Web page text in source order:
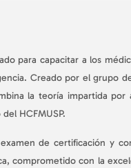
para capacitar a los
Creado por el grupo
la teoría impartida por
HCFMUSP.
de certificación y
comprometido con la